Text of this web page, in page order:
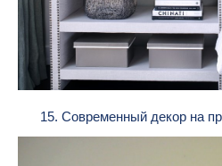
15. Современный декор на